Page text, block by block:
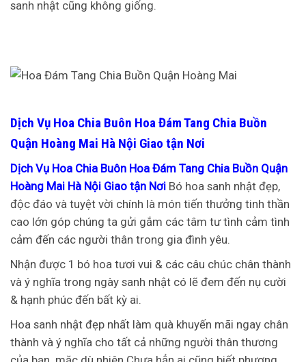
sanh nhật cũng không giống.
Dịch Vụ Hoa Chia Buôn Hoa Đám Tang Chia Buồn
Quận Hoàng Mai Hà Nội Giao tận Nơi
Dịch Vụ Hoa Chia Buôn Hoa Đám Tang Chia Buồn Quận
Hoàng Mai Hà Nội Giao tận Nơi Bó hoa sanh nhật đẹp,
độc đáo và tuyệt vời chính là món tiến thưởng tinh thần
cao lớn góp chúng ta gửi gắm các tâm tư tình cảm tình
cảm đến các người thân trong gia đình yêu.
Nhận được 1 bó hoa tươi vui & các câu chúc chân thành
và ý nghĩa trong ngày sanh nhật có lẽ đem đến nụ cười
& hạnh phúc đến bất kỳ ai.
Hoa sanh nhật đẹp nhất làm quà khuyến mãi ngay chân
thành và ý nghĩa cho tất cả những người thân thương